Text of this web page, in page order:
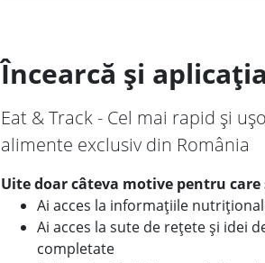
Încearcă și
Eat & Track - Cel mai rapid și
alimente exclusiv din România
Uite doar câteva motive pentru
Ai acces la informațiile
Ai acces la sute de rețete și idei
completate